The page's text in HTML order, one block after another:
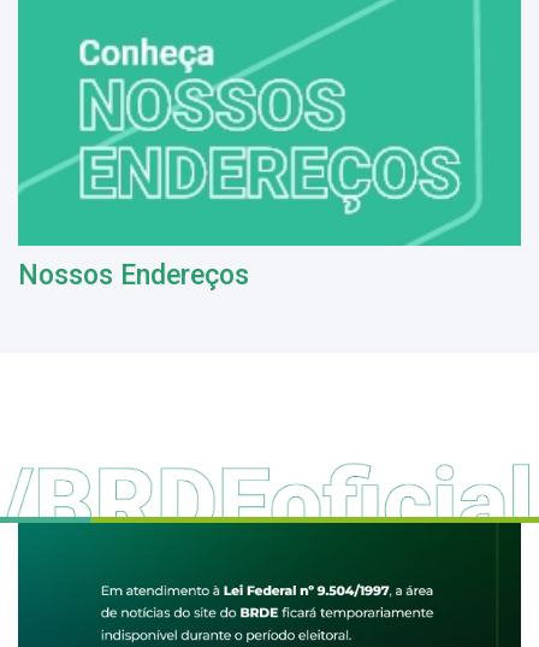
Nossos Endereços